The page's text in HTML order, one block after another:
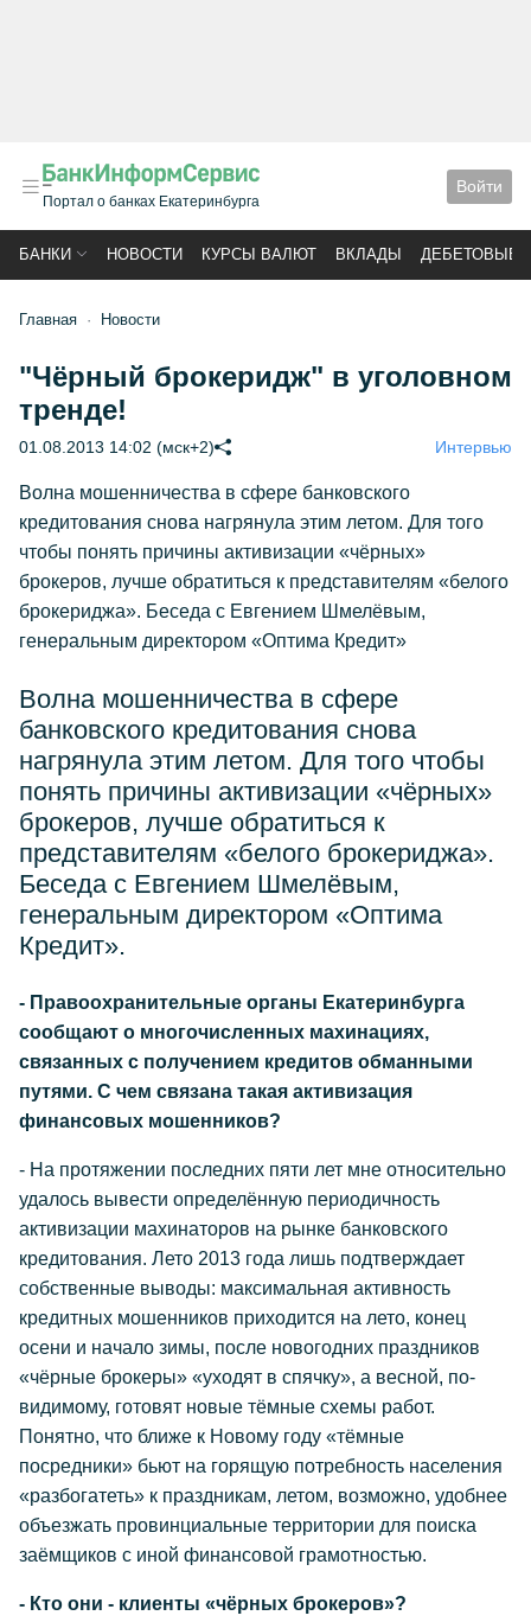
Портал о банках Екатеринбурга
Войти
БАНКИ НОВОСТИ КУРСЫ ВАЛЮТ ВКЛАДЫ ДЕБЕТОВЫЕ
Главная Новости
"Чёрный брокеридж" в уголовном
тренде!
01.08.2013 14:02 (мск+2) Интервью
Волна мошенничества в сфере банковского
кредитования снова нагрянула этим летом. Для того
чтобы понять причины активизации «чёрных»
брокеров, лучше обратиться к представителям «белого
брокериджа». Беседа с Евгением Шмелёвым,
генеральным директором «Оптима Кредит»
Волна мошенничества в сфере
банковского кредитования снова
нагрянула этим летом. Для того чтобы
понять причины активизации «чёрных»
брокеров, лучше обратиться к
представителям «белого брокериджа».
Беседа с Евгением Шмелёвым,
генеральным директором «Оптима
Кредит».
- Правоохранительные органы Екатеринбурга
сообщают о многочисленных махинациях,
связанных с получением кредитов обманными
путями. С чем связана такая активизация
финансовых мошенников?
- На протяжении последних пяти лет мне относительно
удалось вывести определённую периодичность
активизации махинаторов на рынке банковского
кредитования. Лето 2013 года лишь подтверждает
собственные выводы: максимальная активность
кредитных мошенников приходится на лето, конец
осени и начало зимы, после новогодних праздников
«чёрные брокеры» «уходят в спячку», а весной, по-
видимому, готовят новые тёмные схемы работ.
Понятно, что ближе к Новому году «тёмные
посредники» бьют на горящую потребность населения
«разбогатеть» к праздникам, летом, возможно, удобнее
объезжать провинциальные территории для поиска
заёмщиков с иной финансовой грамотностью.
- Кто они - клиенты «чёрных брокеров»?